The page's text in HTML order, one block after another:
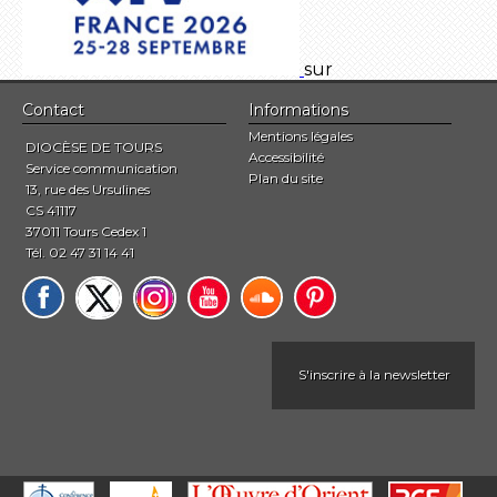
sur
Contact
DIOCÈSE DE TOURS
Service communication
13, rue des Ursulines
CS 41117
37011 Tours Cedex 1
Tél. 02 47 31 14 41
Informations
Mentions légales
Accessibilité
Plan du site
S'inscrire à la newsletter